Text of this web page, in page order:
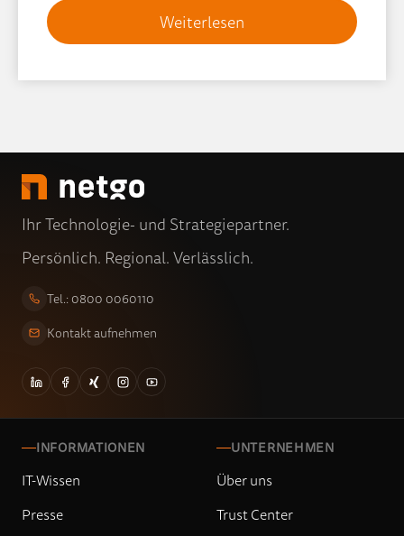
Weiterlesen
Ihr Technologie- und Strategiepartner.
Persönlich. Regional. Verlässlich.
Tel.: 0800 0060110
Kontakt aufnehmen
INFORMATIONEN
IT-Wissen
Presse
UNTERNEHMEN
Über uns
Trust Center